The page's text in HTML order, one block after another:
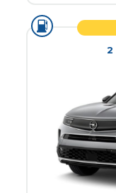
2